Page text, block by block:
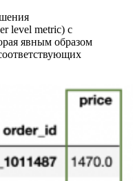
level metric) с
явным образом